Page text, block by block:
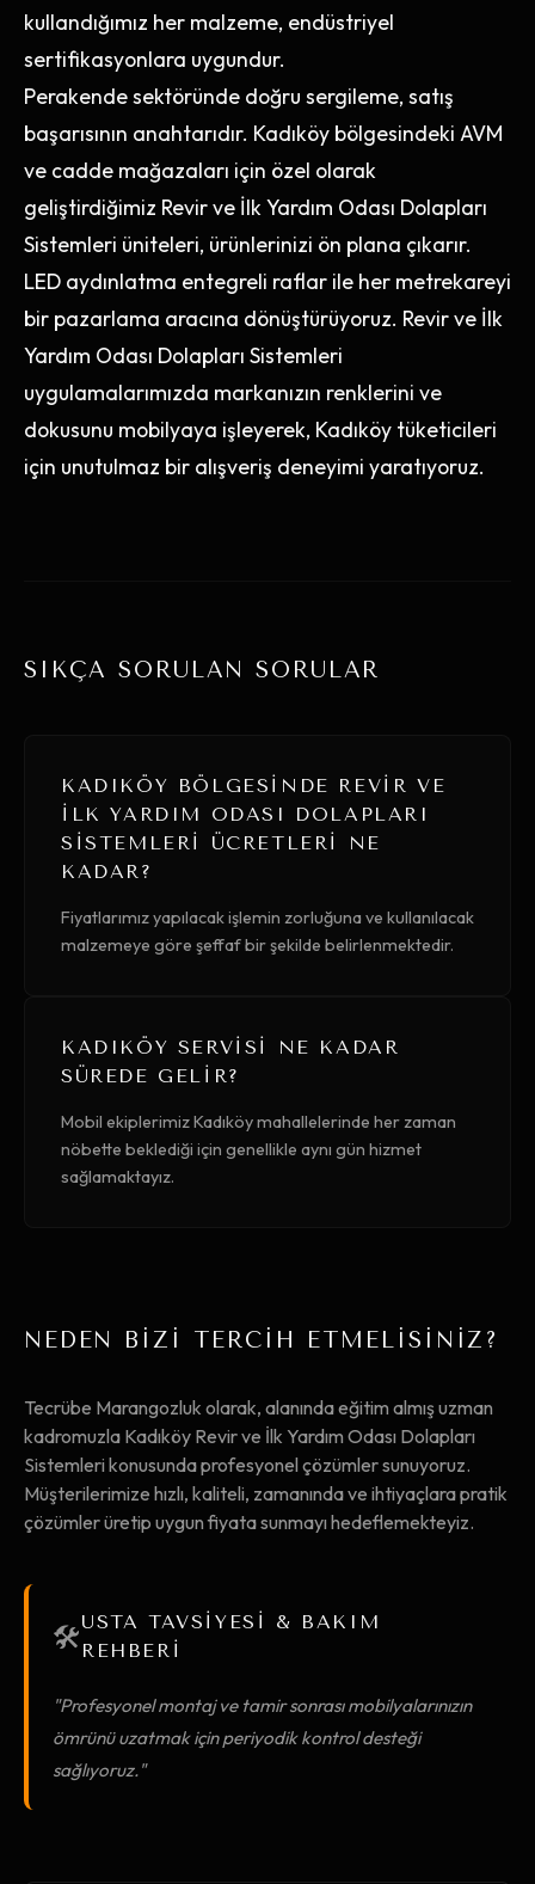
kullandığımız her malzeme, endüstriyel
sertifikasyonlara uygundur.
Perakende sektöründe doğru sergileme, satış
başarısının anahtarıdır. Kadıköy bölgesindeki AVM
ve cadde mağazaları için özel olarak
geliştirdiğimiz Revir ve İlk Yardım Odası Dolapları
Sistemleri üniteleri, ürünlerinizi ön plana çıkarır.
LED aydınlatma entegreli raflar ile her metrekareyi
bir pazarlama aracına dönüştürüyoruz. Revir ve İlk
Yardım Odası Dolapları Sistemleri
uygulamalarımızda markanızın renklerini ve
dokusunu mobilyaya işleyerek, Kadıköy tüketicileri
için unutulmaz bir alışveriş deneyimi yaratıyoruz.
SIKÇA SORULAN SORULAR
KADIKÖY BÖLGESINDE REVIR VE
İLK YARDIM ODASI DOLAPLARI
SISTEMLERI ÜCRETLERI NE
KADAR?
Fiyatlarımız yapılacak işlemin zorluğuna ve kullanılacak
malzemeye göre şeffaf bir şekilde belirlenmektedir.
KADIKÖY SERVISI NE KADAR
SÜREDE GELIR?
Mobil ekiplerimiz Kadıköy mahallelerinde her zaman
nöbette beklediği için genellikle aynı gün hizmet
sağlamaktayız.
NEDEN BİZİ TERCİH ETMELİSİNİZ?
Tecrübe Marangozluk olarak, alanında eğitim almış uzman
kadromuzla Kadıköy Revir ve İlk Yardım Odası Dolapları
Sistemleri konusunda profesyonel çözümler sunuyoruz.
Müşterilerimize hızlı, kaliteli, zamanında ve ihtiyaçlara pratik
çözümler üretip uygun fiyata sunmayı hedeflemekteyiz.
🛠️USTA TAVSİYESİ & BAKIM
REHBERİ
"Profesyonel montaj ve tamir sonrası mobilyalarınızın
ömrünü uzatmak için periyodik kontrol desteği
sağlıyoruz."